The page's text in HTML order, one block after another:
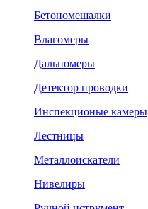
Бетономешалки
Влагомеры
Дальномеры
Детектор проводки
Инспекционые камеры
Лестницы
Металлоискатели
Нивелиры